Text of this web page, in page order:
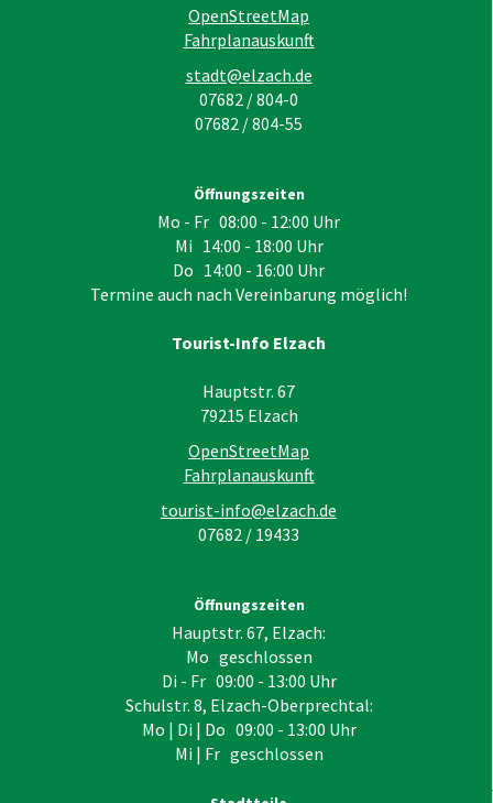
OpenStreetMap
Fahrplanauskunft
stadt@elzach.de
07682 / 804-0
07682 / 804-55
Öffnungszeiten
Mo - Fr 08:00 - 12:00 Uhr
Mi 14:00 - 18:00 Uhr
Do 14:00 - 16:00 Uhr
Termine auch nach Vereinbarung möglich!
Tourist-Info Elzach
Hauptstr. 67
79215 Elzach
OpenStreetMap
Fahrplanauskunft
tourist-info@elzach.de
07682 / 19433
Öffnungszeiten
Hauptstr. 67, Elzach:
Mo geschlossen
Di - Fr 09:00 - 13:00 Uhr
Schulstr. 8, Elzach-Oberprechtal:
Mo | Di | Do 09:00 - 13:00 Uhr
Mi | Fr geschlossen